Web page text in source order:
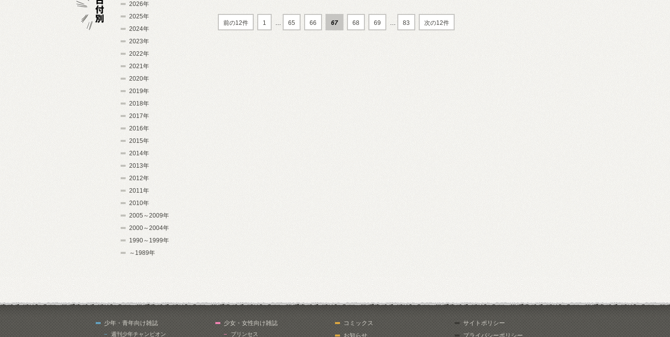
前の12件 1 … 65 66 67 68 69 … 83 次の12件
2026年
2025年
2024年
2023年
2022年
2021年
2020年
2019年
2018年
2017年
2016年
2015年
2014年
2013年
2012年
2011年
2010年
2005～2009年
2000～2004年
1990～1999年
～1989年
少年・青年向け雑誌
週刊少年チャンピオン
少女・女性向け雑誌
プリンセス
コミックス
お知らせ
サイトポリシー
プライバシーポリシー